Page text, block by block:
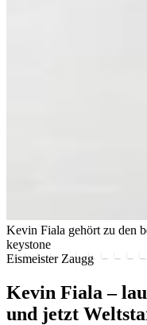
Kevin Fiala gehört zu den
keystone
Eismeister Zaugg
Kevin Fiala –
und jetzt